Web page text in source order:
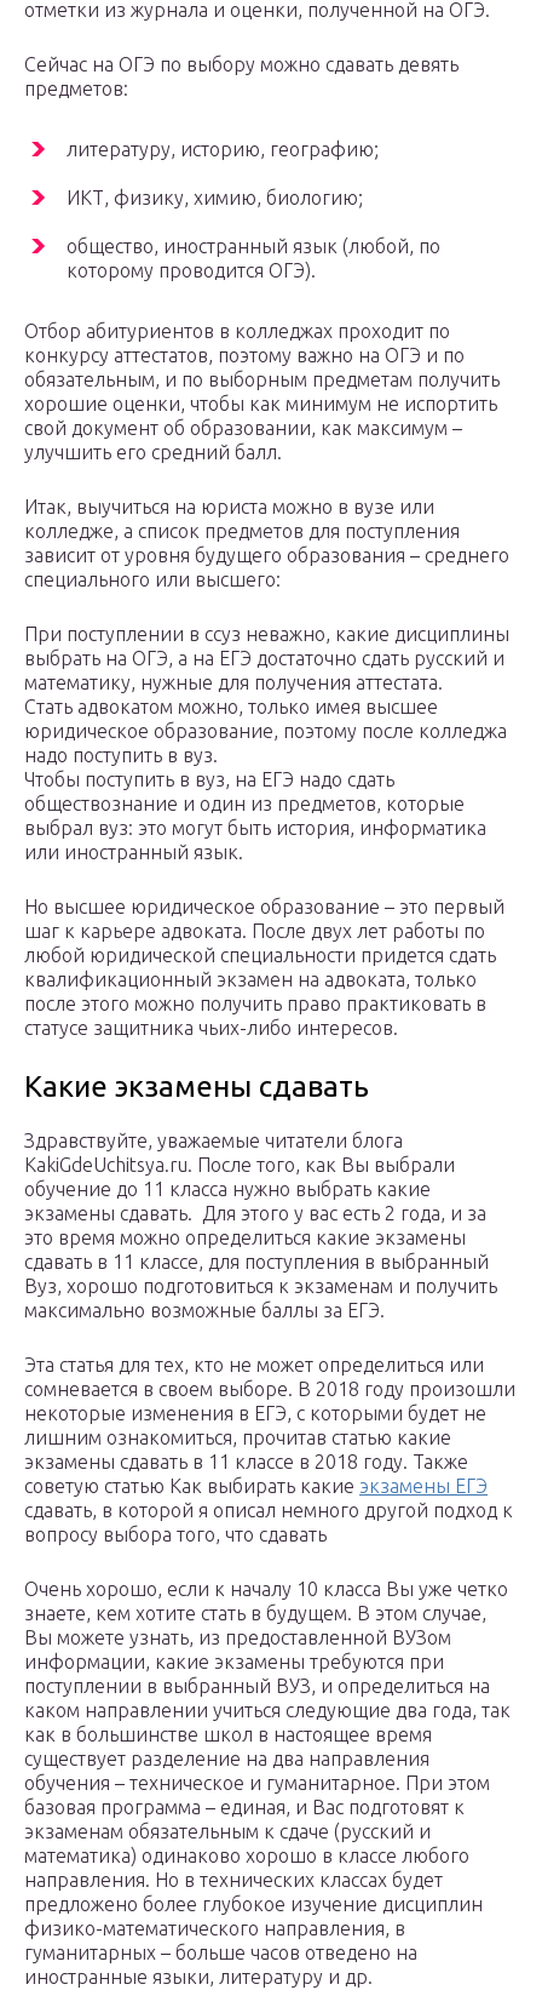
отметки из журнала и оценки, полученной на ОГЭ.
Сейчас на ОГЭ по выбору можно сдавать девять
предметов:
литературу, историю, географию;
ИКТ, физику, химию, биологию;
общество, иностранный язык (любой, по
которому проводится ОГЭ).
Отбор абитуриентов в колледжах проходит по
конкурсу аттестатов, поэтому важно на ОГЭ и по
обязательным, и по выборным предметам получить
хорошие оценки, чтобы как минимум не испортить
свой документ об образовании, как максимум –
улучшить его средний балл.
Итак, выучиться на юриста можно в вузе или
колледже, а список предметов для поступления
зависит от уровня будущего образования – среднего
специального или высшего:
При поступлении в ссуз неважно, какие дисциплины
выбрать на ОГЭ, а на ЕГЭ достаточно сдать русский и
математику, нужные для получения аттестата.
Стать адвокатом можно, только имея высшее
юридическое образование, поэтому после колледжа
надо поступить в вуз.
Чтобы поступить в вуз, на ЕГЭ надо сдать
обществознание и один из предметов, которые
выбрал вуз: это могут быть история, информатика
или иностранный язык.
Но высшее юридическое образование – это первый
шаг к карьере адвоката. После двух лет работы по
любой юридической специальности придется сдать
квалификационный экзамен на адвоката, только
после этого можно получить право практиковать в
статусе защитника чьих-либо интересов.
Какие экзамены сдавать
Здравствуйте, уважаемые читатели блога
KakiGdeUchitsya.ru. После того, как Вы выбрали
обучение до 11 класса нужно выбрать какие
экзамены сдавать. Для этого у вас есть 2 года, и за
это время можно определиться какие экзамены
сдавать в 11 классе, для поступления в выбранный
Вуз, хорошо подготовиться к экзаменам и получить
максимально возможные баллы за ЕГЭ.
Эта статья для тех, кто не может определиться или
сомневается в своем выборе. В 2018 году произошли
некоторые изменения в ЕГЭ, с которыми будет не
лишним ознакомиться, прочитав статью какие
экзамены сдавать в 11 классе в 2018 году. Также
советую статью Как выбирать какие экзамены ЕГЭ
сдавать, в которой я описал немного другой подход к
вопросу выбора того, что сдавать
Очень хорошо, если к началу 10 класса Вы уже четко
знаете, кем хотите стать в будущем. В этом случае,
Вы можете узнать, из предоставленной ВУЗом
информации, какие экзамены требуются при
поступлении в выбранный ВУЗ, и определиться на
каком направлении учиться следующие два года, так
как в большинстве школ в настоящее время
существует разделение на два направления
обучения – техническое и гуманитарное. При этом
базовая программа – единая, и Вас подготовят к
экзаменам обязательным к сдаче (русский и
математика) одинаково хорошо в классе любого
направления. Но в технических классах будет
предложено более глубокое изучение дисциплин
физико-математического направления, в
гуманитарных – больше часов отведено на
иностранные языки, литературу и др.